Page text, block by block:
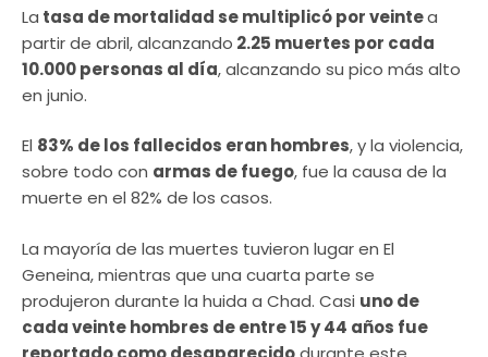
La tasa de mortalidad se multiplicó por veintea
partir de abril, alcanzando 2.25 muertes por cada
10.000 personas al día, alcanzando su pico más alto
en junio.
El 83% de los fallecidos eran hombres, y la violencia,
sobre todo con armas de fuego, fue la causa de la
muerte en el 82% de los casos.
La mayoría de las muertes tuvieron lugar en El
Geneina, mientras que una cuarta parte se
produjeron durante la huida a Chad. Casi uno de
cada veinte hombres de entre 15 y 44 años fue